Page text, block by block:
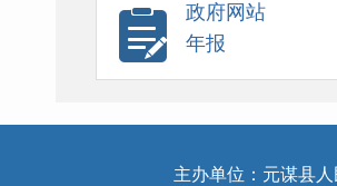
政府网站
年报
主办单位：元谋县